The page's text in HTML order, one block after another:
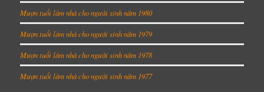
Mượn tuổi làm nhà cho người sinh năm 1980
Mượn tuổi làm nhà cho người sinh năm 1979
Mượn tuổi làm nhà cho người sinh năm 1978
Mượn tuổi làm nhà cho người sinh năm 1977